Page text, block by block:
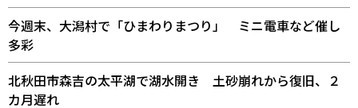
今週末、大潟村で「ひまわりまつり」 ミニ電車など催し
多彩
北秋田市森吉の太平湖で湖水開き 土砂崩れから復旧、２
カ月遅れ